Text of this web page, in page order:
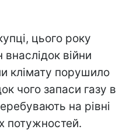
цього року
внаслідок війни
клімату порушило
чого запаси газу в
на рівні
потужностей.